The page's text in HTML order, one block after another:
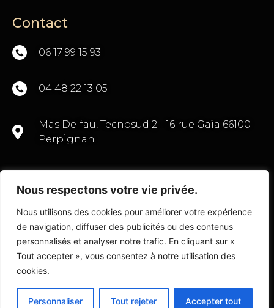
Nous respectons votre vie privée.
Nous utilisons des cookies pour améliorer votre expérience
de navigation, diffuser des publicités ou des contenus
personnalisés et analyser notre trafic. En cliquant sur «
Tout accepter », vous consentez à notre utilisation des
cookies.
Personnaliser Tout rejeter Accepter tout
Contact
06 17 99 15 93
04 48 22 13 05
Mas Delfau, Tecnosud 2 - 16 rue Gaïa 66100
Perpignan
CONTACTEZ-NOUS
© Copyright 2022 Transactions Commerce 66
Fait avec par l’Agence D2 Prod